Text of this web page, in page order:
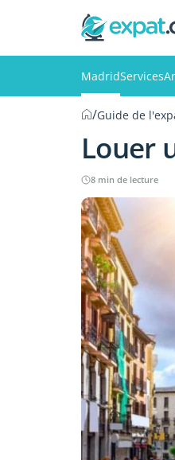
MadridServices
/Guide de
Louer
8 min de lecture